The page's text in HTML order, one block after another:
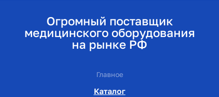
Огромный поставщик
медицинского оборудования
на рынке РФ
Главное
Каталог